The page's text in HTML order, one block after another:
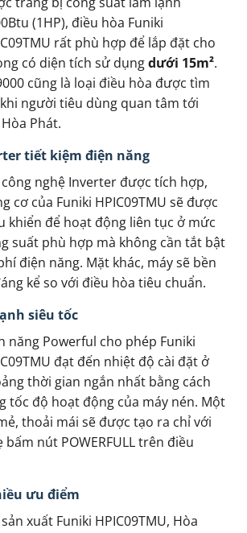
(1HP), điều hòa Funiki
rất phù hợp để lắp đặt cho
có diện tích sử dụngdưới 15m².
cũng là loại điều hòa được tìm
người tiêu dùng quan tâm tới
Phát.
tiết kiệm điện năng
nghệ Inverter được tích hợp,
cơ của Funiki HPIC09TMU sẽ được
khiển để hoạt động liên tục ở mức
suất phù hợp mà không cần tắt bật
điện năng. Mặt khác, máy sẽ bền
kể so với điều hòa tiêu chuẩn.
siêu tốc
năng Powerful cho phép Funiki
đạt đến nhiệt độ cài đặt ở
thời gian ngắn nhất bằng cách
tốc độ hoạt động của máy nén. Một
thoải mái sẽ được tạo ra chỉ với
nút POWERFULL trên điều
ưu điểm
xuất Funiki HPIC09TMU, Hòa